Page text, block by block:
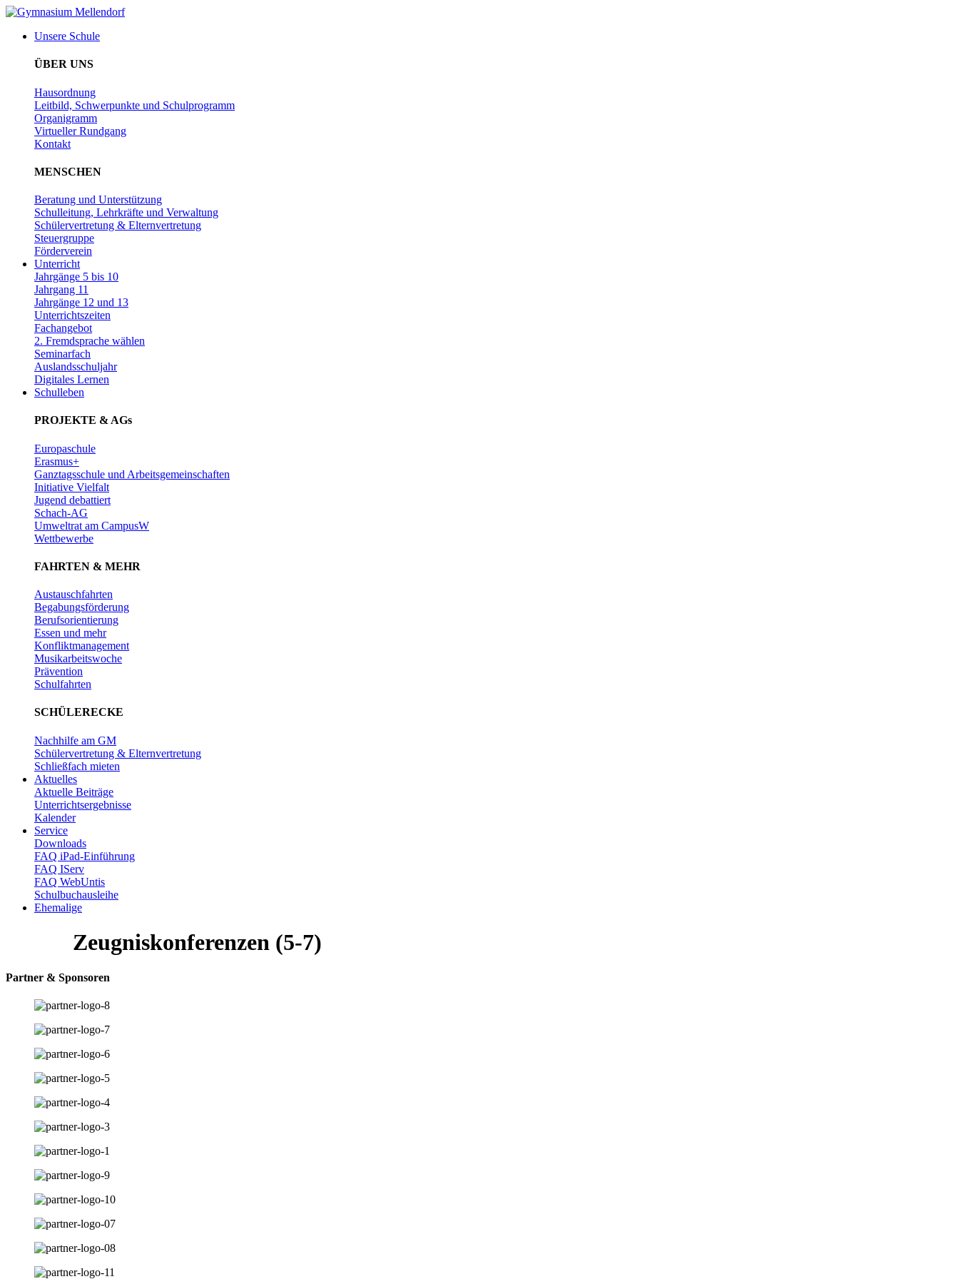
Zum
wechselnUnsere Schule
ÜBER UNS
Hausordnung
Leitbild, Schwerpunkte und Schulprogramm
Organigramm
Virtueller Rundgang
Kontakt
MENSCHEN
Beratung und Unterstützung
Schulleitung, Lehrkräfte und Verwaltung
Schülervertretung & Elternvertretung
Steuergruppe
Förderverein
Unterricht
Jahrgänge 5 bis 10
Jahrgang 11
Jahrgänge 12 und 13
Unterrichtszeiten
Fachangebot
2. Fremdsprache wählen
Seminarfach
Auslandsschuljahr
Digitales Lernen
Schulleben
PROJEKTE & AGs
Europaschule
Erasmus+
Ganztagsschule und Arbeitsgemeinschaften
Initiative Vielfalt
Jugend debattiert
Schach-AG
Umweltrat am CampusW
Wettbewerbe
FAHRTEN & MEHR
Austauschfahrten
Begabungsförderung
Berufsorientierung
Essen und mehr
Konfliktmanagement
Musikarbeitswoche
Prävention
Schulfahrten
SCHÜLERECKE
Nachhilfe am GM
Schülervertretung & Elternvertretung
Schließfach mieten
Aktuelles
Aktuelle Beiträge
Unterrichtsergebnisse
Kalender
Service
Downloads
FAQ iPad-Einführung
FAQ IServ
FAQ WebUntis
Schulbuchausleihe
Ehemalige
Zeugniskonferenzen (5-7)
Partner & Sponsoren